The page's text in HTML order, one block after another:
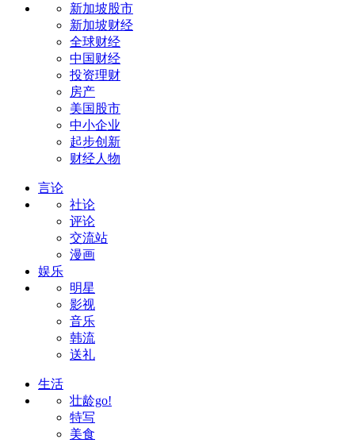
新加坡股市
新加坡财经
全球财经
中国财经
投资理财
房产
美国股市
中小企业
起步创新
财经人物
言论
社论
评论
交流站
漫画
娱乐
明星
影视
音乐
韩流
送礼
生活
壮龄go!
特写
美食